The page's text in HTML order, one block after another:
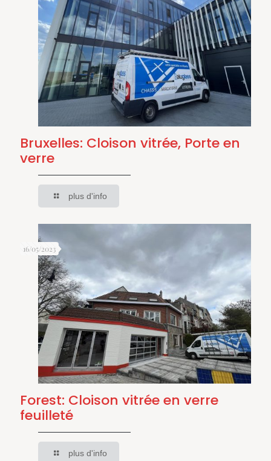
Bruxelles: Cloison vitrée, Porte en
verre
plus d'info
16/05/2023
Forest: Cloison vitrée en verre
feuilleté
plus d'info